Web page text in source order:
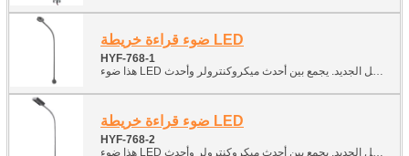
ضوء قراءة خريطة LED
HYF-768-1
ضوء قراءة خريطة LED
HYF-768-2